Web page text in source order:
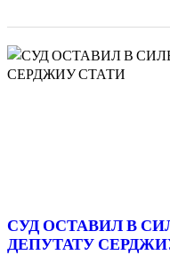
СУД ОСТАВИЛ В
ДЕПУТАТУ